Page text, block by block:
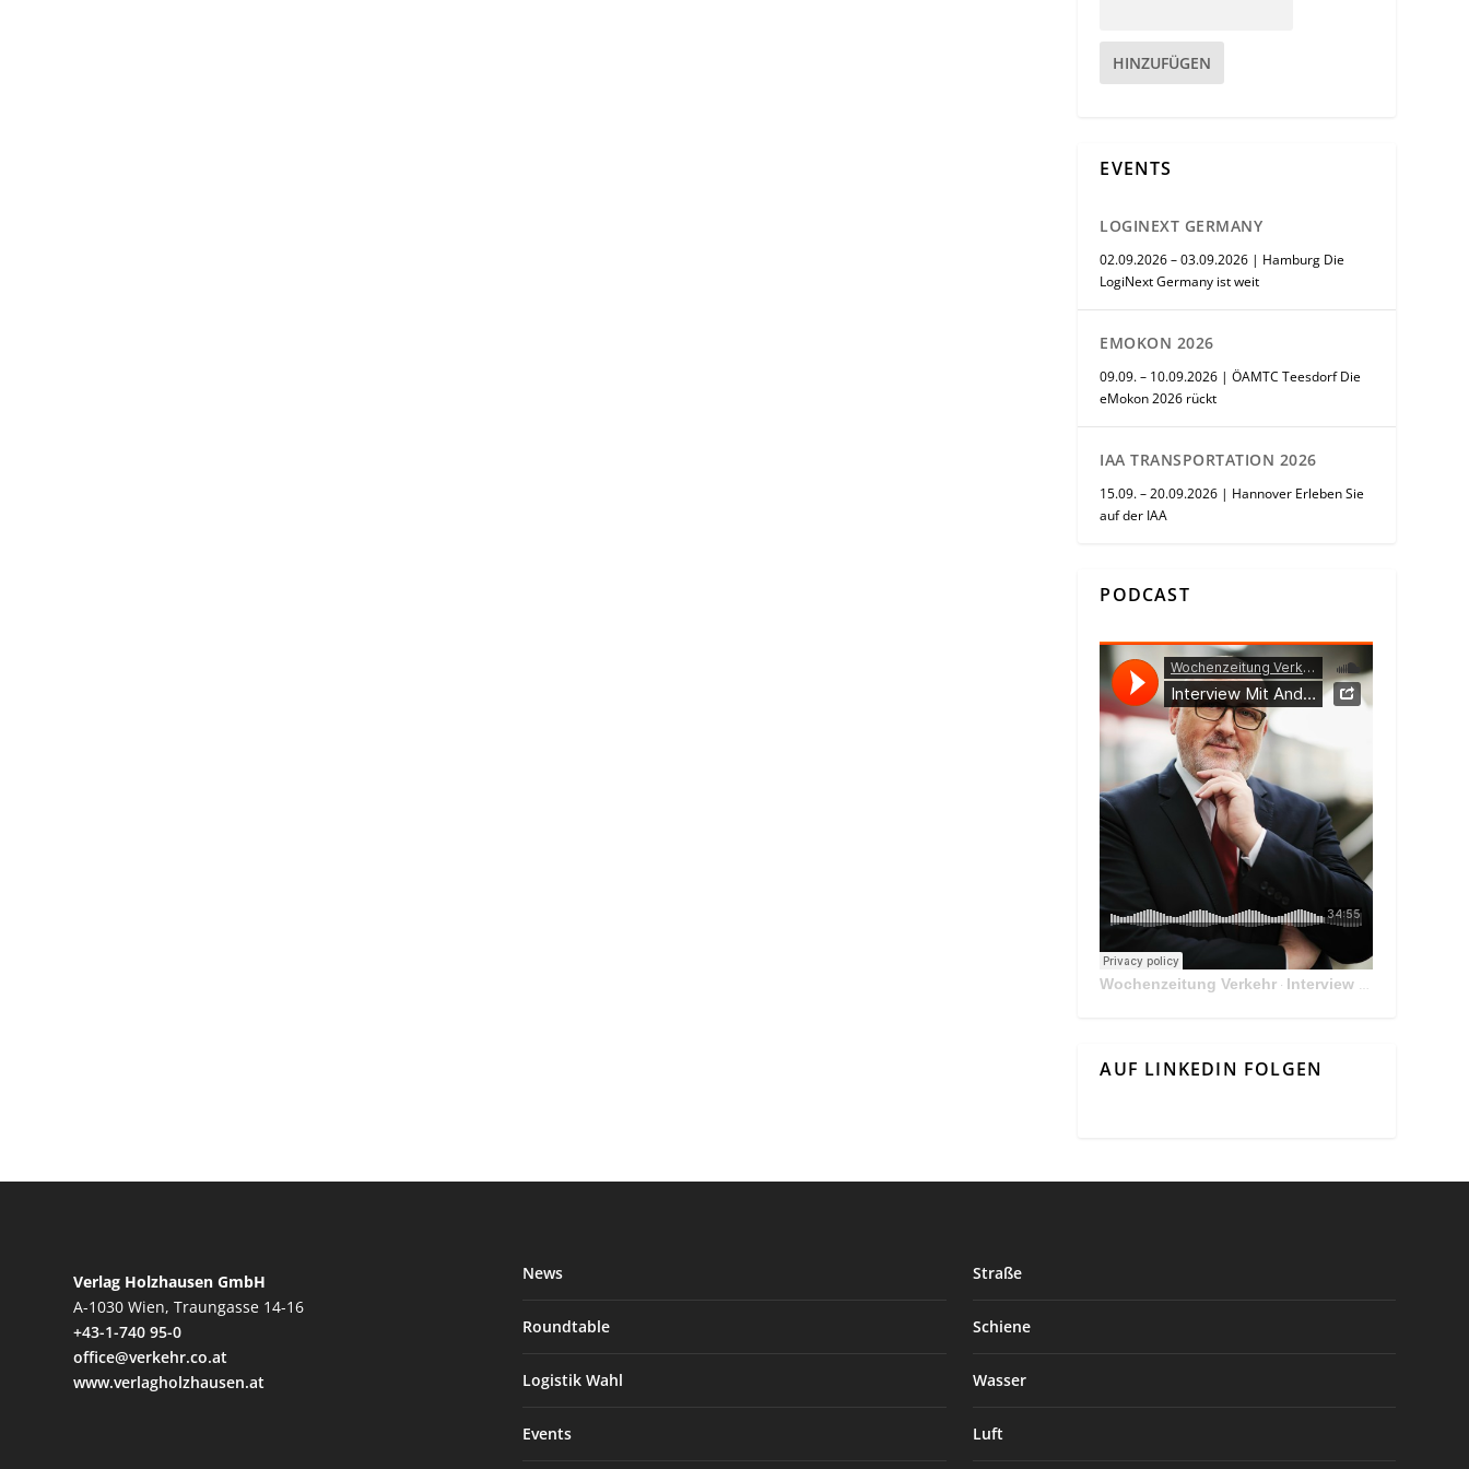
HINZUFÜGEN
EVENTS
LOGINEXT GERMANY
02.09.2026 – 03.09.2026 | Hamburg Die
LogiNext Germany ist weit
EMOKON 2026
09.09. – 10.09.2026 | ÖAMTC Teesdorf Die
eMokon 2026 rückt
IAA TRANSPORTATION 2026
15.09. – 20.09.2026 | Hannover Erleben Sie
auf der IAA
PODCAST
Wochenzeitung Verkehr · Interview Mit Andreas Matthä, CEO der ÖBB Holding
AUF LINKEDIN FOLGEN
Verlag Holzhausen GmbH
A-1030 Wien, Traungasse 14-16
+43-1-740 95-0
office@verkehr.co.at
www.verlagholzhausen.at
News
Roundtable
Logistik Wahl
Events
Straße
Schiene
Wasser
Luft